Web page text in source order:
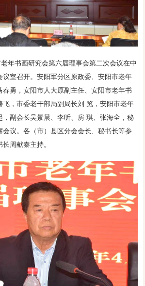
年书画研究会第六届理事会第二次会议在中
议室召开。安阳军分区原政委、安阳市老年
勇，安阳市人大原副主任、安阳市老年书
飞，市委老干部局副局长刘 览，安阳市老年
，副会长吴景晨、李昕、房 琪、张海全，秘
议。各（市）县区分会会长、秘书长等参
周献秦主持。